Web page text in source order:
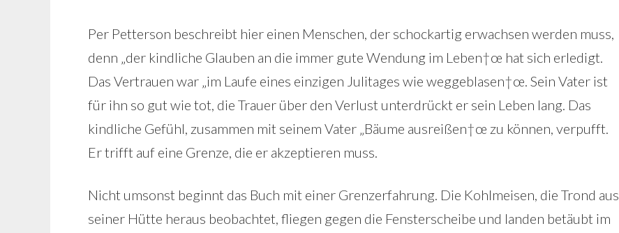
Per Petterson beschreibt hier einen Menschen, der schockartig erwachsen werden muss,
denn „der kindliche Glauben an die immer gute Wendung im Leben†œ hat sich erledigt.
Das Vertrauen war „im Laufe eines einzigen Julitages wie weggeblasen†œ. Sein Vater ist
für ihn so gut wie tot, die Trauer über den Verlust unterdrückt er sein Leben lang. Das
kindliche Gefühl, zusammen mit seinem Vater „Bäume ausreißen†œ zu können, verpufft.
Er trifft auf eine Grenze, die er akzeptieren muss.
Nicht umsonst beginnt das Buch mit einer Grenzerfahrung. Die Kohlmeisen, die Trond aus
seiner Hütte heraus beobachtet, fliegen gegen die Fensterscheibe und landen betäubt im